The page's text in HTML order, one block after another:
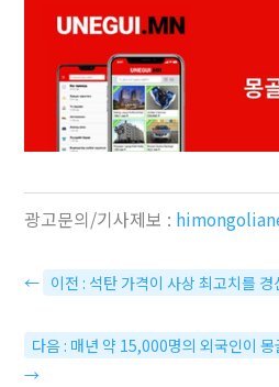
광고문의/기사제보 :
← 이전 : 석탄 가격이 사상 최고치를 경
다음 : 매년 약 15,000명의 외국인이
→